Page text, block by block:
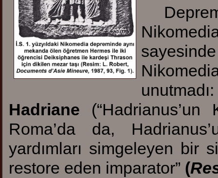
Hadriane
Roma’da da,
yardımları simgeleyen bir
restore eden imparator” (